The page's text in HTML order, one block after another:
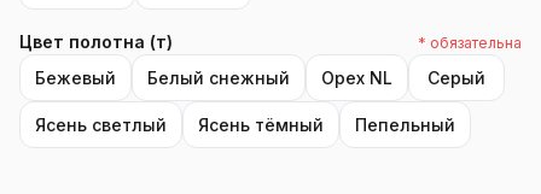
Цвет полотна (т) * обязательна
Бежевый Белый снежный Орех NL Серый
Ясень светлый Ясень тёмный Пепельный